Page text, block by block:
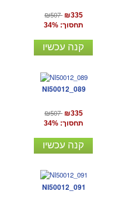
₪507 ₪335
תחסוך: 34%
קנה עכשיו
NI50012_089
₪507 ₪335
תחסוך: 34%
קנה עכשיו
NI50012_091